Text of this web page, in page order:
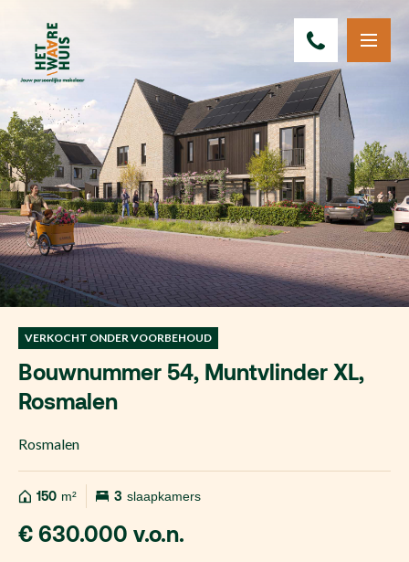
VERKOCHT ONDER VOORBEHOUD
Bouwnummer 54, Muntvlinder XL,
Rosmalen
Rosmalen
150 m² 3 slaapkamers
€ 630.000 v.o.n.